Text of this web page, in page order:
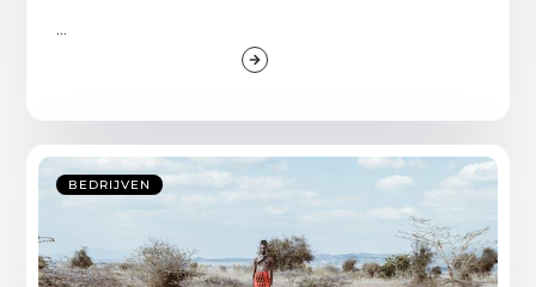
...
BEDRIJVEN